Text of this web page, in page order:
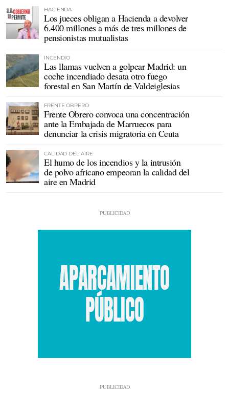
HACIENDA
Los jueces obligan a Hacienda a devolver
6.400 millones a más de tres millones de
pensionistas mutualistas
INCENDIO
Las llamas vuelven a golpear Madrid: un
coche incendiado desata otro fuego
forestal en San Martín de Valdeiglesias
FRENTE OBRERO
Frente Obrero convoca una concentración
ante la Embajada de Marruecos para
denunciar la crisis migratoria en Ceuta
CALIDAD DEL AIRE
El humo de los incendios y la intrusión
de polvo africano empeoran la calidad del
aire en Madrid